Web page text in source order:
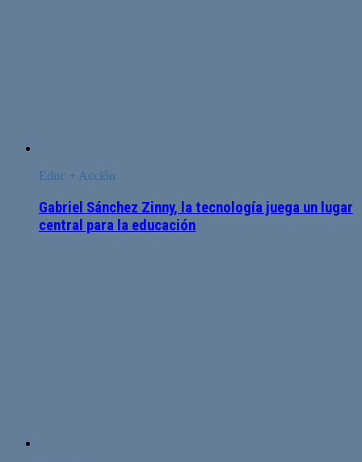
Educ + Acción
Gabriel Sánchez Zinny, la tecnología juega un lugar
central para la educación